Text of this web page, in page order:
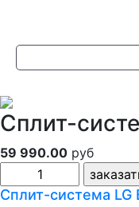
Сплит-
59 990.00 руб
Сплит-система LG